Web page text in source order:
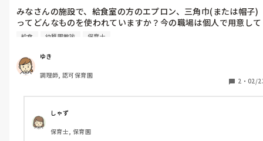
でもね、個人的に微妙なのがひとつあって…
味噌汁にごはんをつけて食べること。
味噌汁はごはんを口に入れた後に飲むのがおいしいと思うけどなぁ
🧐
って、考えてしまいます。
いろいろ書きましたけど、見解も捉え方もいろいろ。
ます☆
食事の基本は、なんですか？
そこを大切に、ってやつです。
みなさんの施設で、給食室の方のエプロン、三角巾(または帽子)
ってどんなものを使われていますか？今の職場は個人で用意して
います。毎年一度、一式買い替えるようにしてます。子どものい
いです！
給食 幼稚園教諭 保育士
ゆき
調理師, 認可保育園
2 ・ 02/
しゃず
保育士, 保育園